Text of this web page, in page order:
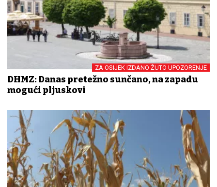
ZA OSIJEK IZDANO ŽUTO UPOZORENJE
DHMZ: Danas pretežno sunčano, na zapadu
mogući pljuskovi